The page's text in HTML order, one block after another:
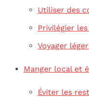
Utiliser des
Privilégier
Voyager
Manger local et
Éviter les